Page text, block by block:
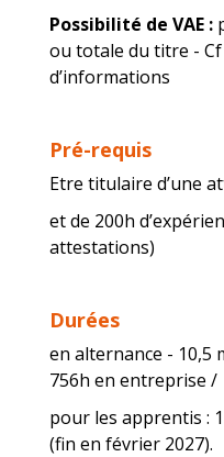
Possibilité de VAE :
ou totale du titre - Cf
d’informations
Pré-requis
Etre titulaire d’une
et de 200h
attestations)
Durées
en alternance - 10,5
756h en entreprise /
pour les apprentis :
(fin en février 2027).